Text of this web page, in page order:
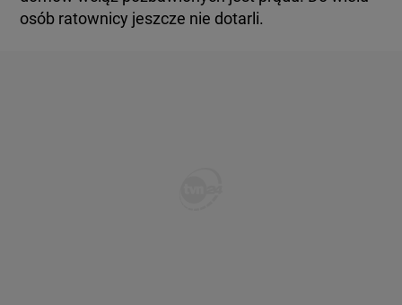
osób ratownicy jeszcze nie dotarli.